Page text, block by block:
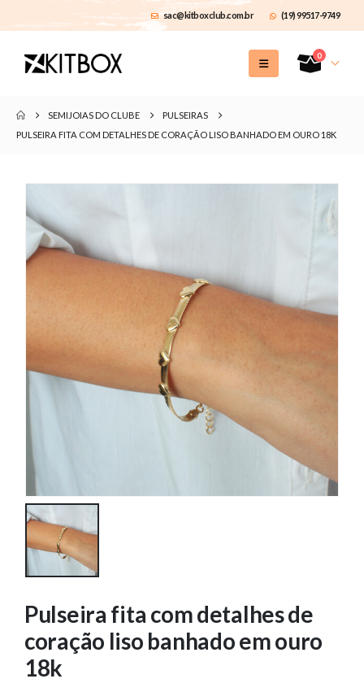
sac@kitboxclub.com.br (19) 99517-9749
0
SEMIJOIAS DO CLUBE
PULSEIRAS
PULSEIRA FITA COM DETALHES DE CORAÇÃO LISO BANHADO EM OURO 18K
Pulseira fita com detalhes de
coração liso banhado em ouro
18k